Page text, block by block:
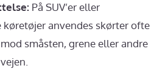
På SUV’er eller
anvendes skørter ofte
småsten, grene eller andre